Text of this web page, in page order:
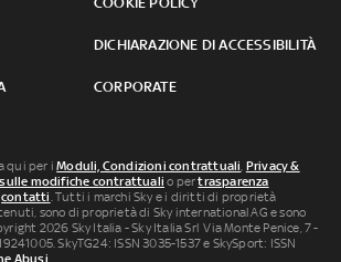
DICHIARAZIONE DI ACCESSIBILITÀ
CORPORATE
qui per iModuli, Condizioni contrattuali, Privacy &
modifiche contrattuali o pertrasparenza
contatti. Tutti i marchi Sky e i diritti di proprietà
sono di proprietà di Sky international AG e sono
2026 Sky Italia - Sky Italia Srl Via Monte Penice, 7 -
SkyTG24: ISSN 3035-1537 e SkySport: ISSN
Abusi